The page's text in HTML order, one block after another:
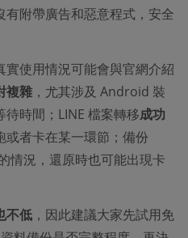
附帶廣告和惡意程式，安全
使用情況可能會與官網介紹
複雜 ，尤其涉及 Android 裝
時間；LINE 檔案轉移成功
或者卡在某一環節；備份
情況，還原時也可能出現卡
不低 ，因此建議大家先試用免